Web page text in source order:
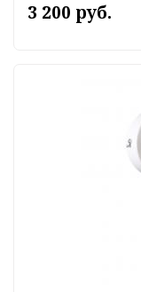
3 200 руб.